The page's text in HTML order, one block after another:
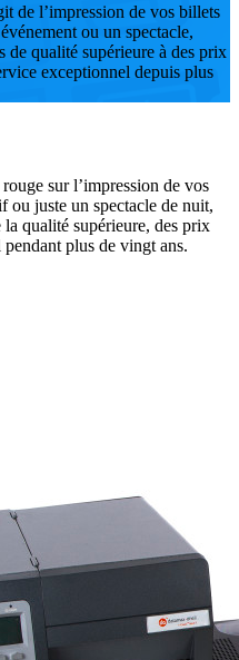
de l’impression de vos billets
ou un spectacle,
de qualité supérieure à des prix
exceptionnel depuis plus
sur l’impression de vos
ou juste un spectacle de nuit,
qualité supérieure, des prix
plus de vingt ans.